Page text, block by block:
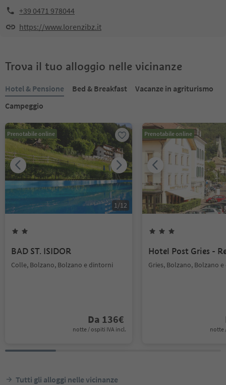
+39 0471 978044
https://www.lorenzibz.it
Trova il tuo alloggio nelle vicinanze
Hotel & Pensione Bed & Breakfast
Vacanze in agriturismo
Campeggio
Prenotabile online
1/12
BAD ST. ISIDOR
Colle, Bolzano, Bolzano e dintorni
Da 136€
notte / ospiti IVA incl.
Prenotabile online
Hotel Post Gries -
Gries, Bolzano, Bolzano
notte
Tutti gli alloggi nelle vicinanze